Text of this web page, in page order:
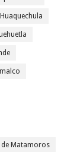
Matamoros